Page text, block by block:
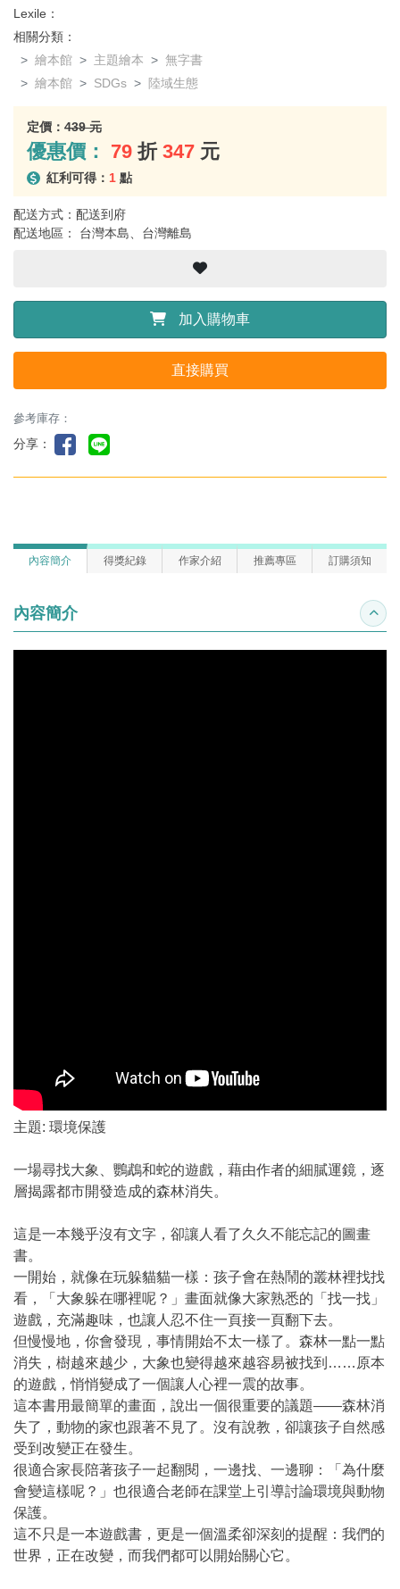
Lexile：
相關分類：
繪本館
主題繪本
無字書
繪本館
SDGs 陸域生態
定價： 439 元
優惠價： 79 折 347 元
紅利可得： 1 點
配送方式：配送到府
配送地區： 台灣本島、台灣離島
加入購物車
直接購買
參考庫存：
分享：
內容簡介 得獎紀錄 作家介紹 推薦專區 訂購須知
內容簡介 收合
主題: 環境保護
一場尋找大象、鸚鵡和蛇的遊戲，藉由作者的細膩運鏡，逐
層揭露都市開發造成的森林消失。
這是一本幾乎沒有文字，卻讓人看了久久不能忘記的圖畫
書。
一開始，就像在玩躲貓貓一樣：孩子會在熱鬧的叢林裡找找
看，「大象躲在哪裡呢？」畫面就像大家熟悉的「找一找」
遊戲，充滿趣味，也讓人忍不住一頁接一頁翻下去。
但慢慢地，你會發現，事情開始不太一樣了。森林一點一點
消失，樹越來越少，大象也變得越來越容易被找到……原本
的遊戲，悄悄變成了一個讓人心裡一震的故事。
這本書用最簡單的畫面，說出一個很重要的議題——森林消
失了，動物的家也跟著不見了。沒有說教，卻讓孩子自然感
受到改變正在發生。
很適合家長陪著孩子一起翻閱，一邊找、一邊聊：「為什麼
會變這樣呢？」也很適合老師在課堂上引導討論環境與動物
保護。
這不只是一本遊戲書，更是一個溫柔卻深刻的提醒：我們的
世界，正在改變，而我們都可以開始關心它。